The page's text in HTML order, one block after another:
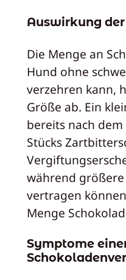
Auswirkung der
Die Menge an
Hund ohne
verzehren kann,
Größe ab. Ein
bereits nach
Stücks
während
vertragen
Menge
Symptome